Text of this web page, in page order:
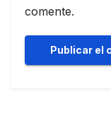
comente.